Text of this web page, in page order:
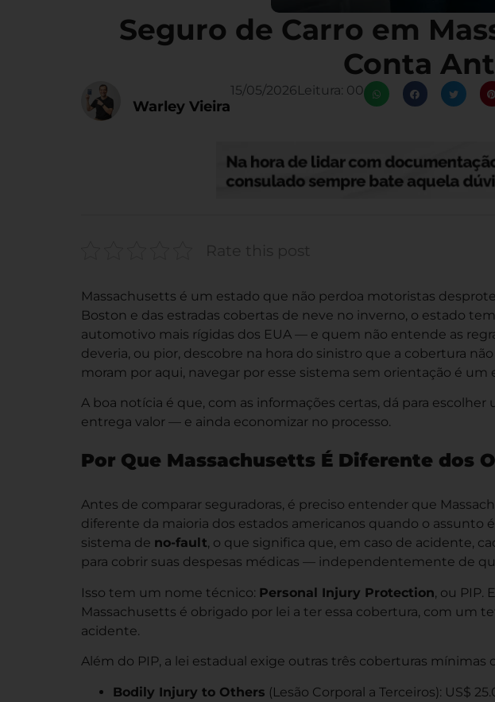
Seguro de Carro em
Conta
Warley Vieira
15/05/2026Leitura: 00
Massachusetts é um estado que não perdoa motoristas
Boston e das estradas cobertas de neve no inverno, o estado
automotivo mais rígidas dos EUA — e quem não entende as
deveria, ou pior, descobre na hora do sinistro que a cobertura
moram por aqui, navegar por esse sistema sem orientação é um
A boa notícia é que, com as informações certas, dá para
entrega valor — e ainda economizar no processo.
Por Que Massachusetts É Diferente dos
Antes de comparar seguradoras, é preciso entender que
diferente da maioria dos estados americanos quando o assunto
sistema de no-fault, o que significa que, em caso de acidente,
para cobrir suas despesas médicas — independentemente de
Isso tem um nome técnico: Personal Injury Protection, ou PIP.
Massachusetts é obrigado por lei a ter essa cobertura, com um
acidente.
Além do PIP, a lei estadual exige outras três coberturas mínimas
Bodily Injury to Others (Lesão Corporal a Terceiros): US$